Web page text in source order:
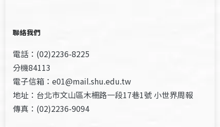
聯絡我們
電話：(02)2236-8225
分機84113
電子信箱：e01@mail.shu.edu.tw
地址：台北市文山區木柵路一段17巷1號 小世界周報
傳真：(02)2236-9094